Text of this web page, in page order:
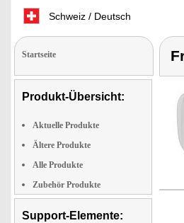
Schweiz / Deutsch
Startseite
Produkt-Übersicht:
Aktuelle Produkte
Ältere Produkte
Alle Produkte
Zubehör Produkte
Support-Elemente: